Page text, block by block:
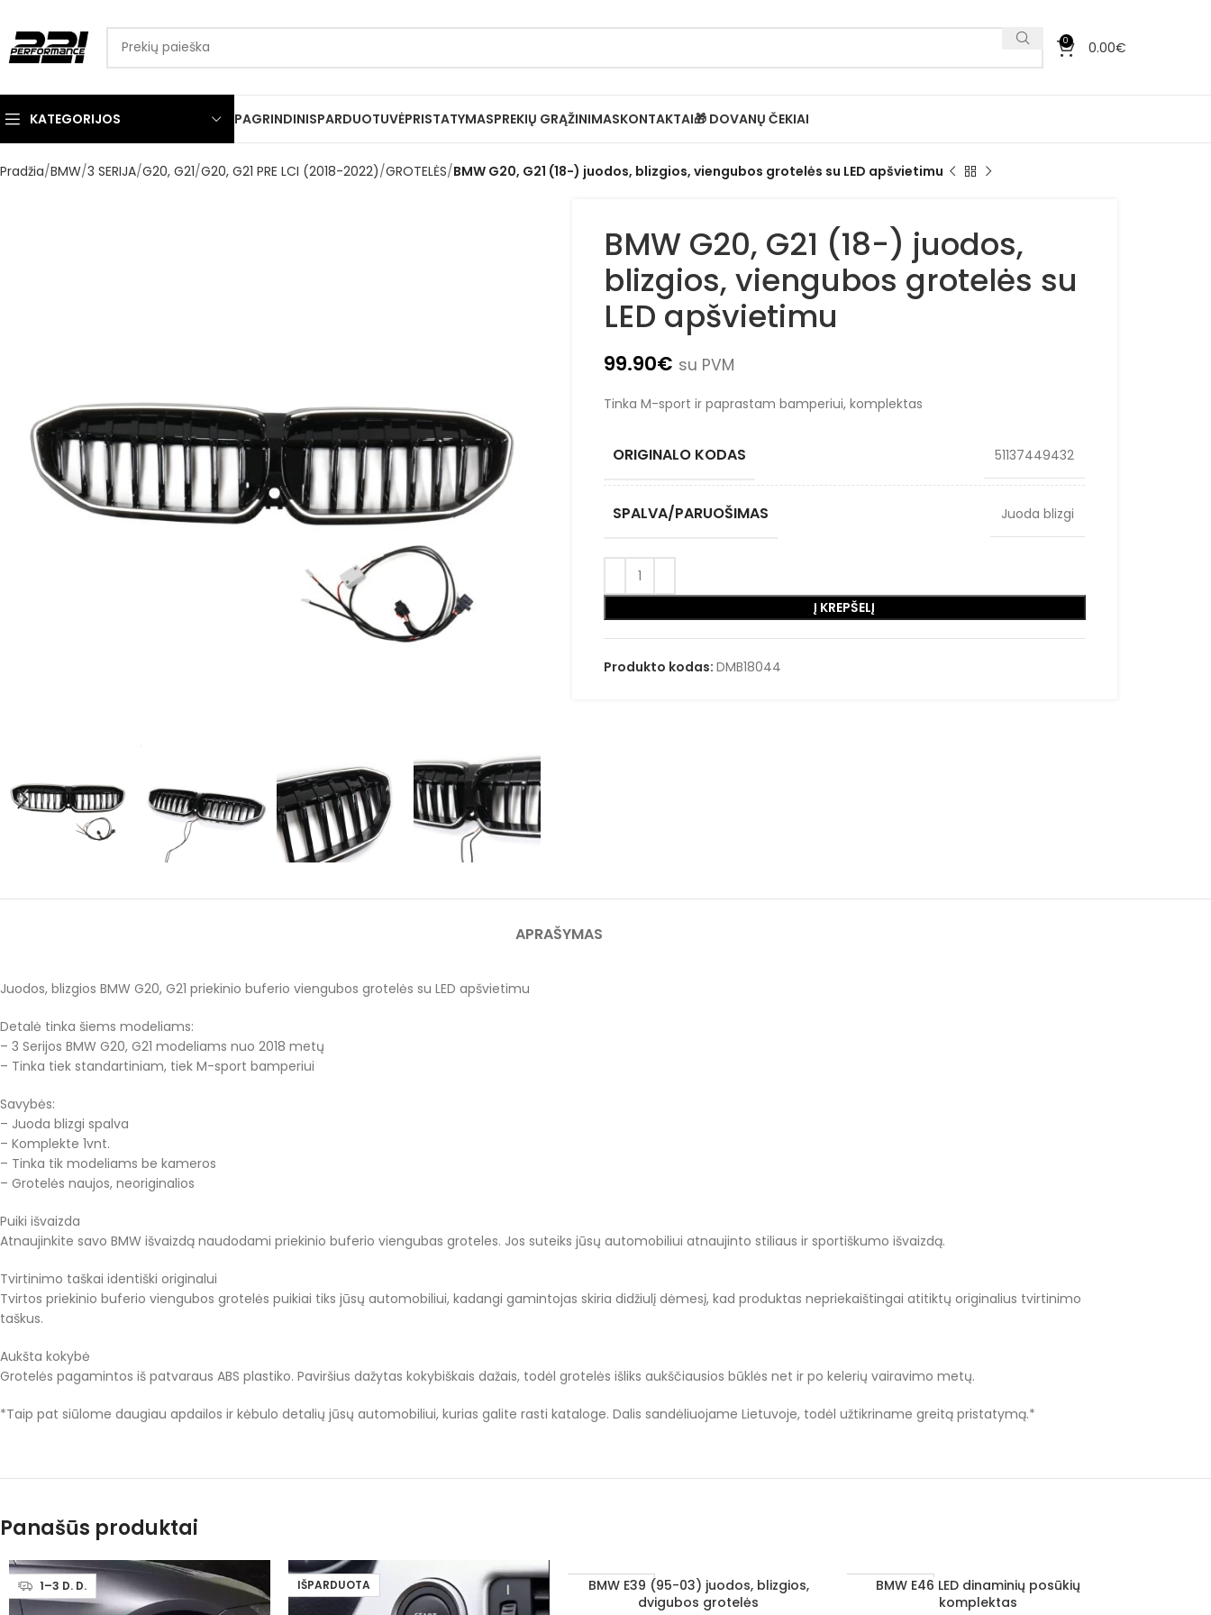
0 0.00€
KATEGORIJOS PAGRINDINISPARDUOTUVĖPRISTATYMASPREKIŲ GRĄŽINIMASKONTAKTAI🎁 DOVANŲ ČEKIAI
Pradžia BMW 3 SERIJA G20, G21 G20, G21 PRE LCI (2018-2022) GROTELĖS BMW G20, G21 (18-) juodos, blizgios, viengubos grotelės su LED apšvietimu
BMW G20, G21 (18-) juodos,
blizgios, viengubos grotelės su
LED apšvietimu
99.90€ su PVM
Tinka M-sport ir paprastam bamperiui, komplektas
ORIGINALO KODAS 51137449432
SPALVA/PARUOŠIMAS Juoda blizgi
Į KREPŠELĮ
Produkto kodas: DMB18044
APRAŠYMAS
Juodos, blizgios BMW G20, G21 priekinio buferio viengubos grotelės su LED apšvietimu
Detalė tinka šiems modeliams:
– 3 Serijos BMW G20, G21 modeliams nuo 2018 metų
– Tinka tiek standartiniam, tiek M-sport bamperiui
Savybės:
– Juoda blizgi spalva
– Komplekte 1vnt.
– Tinka tik modeliams be kameros
– Grotelės naujos, neoriginalios
Puiki išvaizda
Atnaujinkite savo BMW išvaizdą naudodami priekinio buferio viengubas groteles. Jos suteiks jūsų automobiliui atnaujinto stiliaus ir sportiškumo išvaizdą.
Tvirtinimo taškai identiški originalui
Tvirtos priekinio buferio viengubos grotelės puikiai tiks jūsų automobiliui, kadangi gamintojas skiria didžiulį dėmesį, kad produktas nepriekaištingai atitiktų originalius tvirtinimo
taškus.
Aukšta kokybė
Grotelės pagamintos iš patvaraus ABS plastiko. Paviršius dažytas kokybiškais dažais, todėl grotelės išliks aukščiausios būklės net ir po kelerių vairavimo metų.
*Taip pat siūlome daugiau apdailos ir kėbulo detalių jūsų automobiliui, kurias galite rasti kataloge. Dalis sandėliuojame Lietuvoje, todėl užtikriname greitą pristatymą.*
Panašūs produktai
1–3 D. D. IŠPARDUOTA 1–3 D. D.
Į KREPŠELĮ
BMW E39 (95-03) juodos, blizgios,
dvigubos grotelės
1–3 D. D.
Į KREPŠELĮ
BMW E46 LED dinaminių posūkių
komplektas